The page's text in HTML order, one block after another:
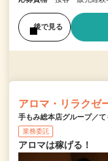
後で見る
アロマ・リラクゼ
手もみ総本店グループ／
業務委託
アロマは稼げる！